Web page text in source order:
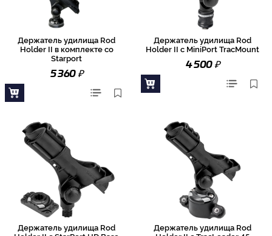
Держатель удилища Rod
Holder II в комплекте со
Starport
5 360₽
Держатель удилища Rod
Holder II с MiniPort TracMount
4 500₽
Держатель удилища Rod
Держатель удилища Rod